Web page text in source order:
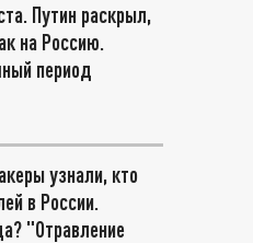
Путин раскрыл,
на Россию.
период
узнали, кто
в России.
"Отравление